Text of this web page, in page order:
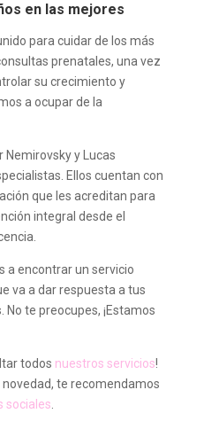
en las mejores
para cuidar de los más
prenatales, una vez
su crecimiento y
a ocupar de la
Nemirovsky y Lucas
Ellos cuentan con
que les acreditan para
integral desde el
a encontrar un servicio
va a dar respuesta a tus
te preocupes, ¡Estamos
todos nuestros servicios!
te recomendamos
sociales.